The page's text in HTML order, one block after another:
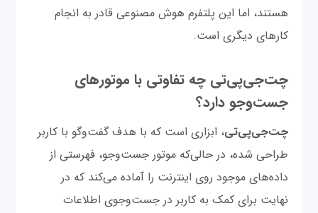
هستند، اما این پلتفرم هوش مصنوعی قادر به انجام
کارهای دیگری است.
چت‌‌جی‌پی‌تی چه تفاوتی با موتورهای
جست‌وجو دارد؟
چت‌‌جی‌پی‌تی، ابزاری است که با هدف گفت‌وگو با کاربر
طراحی شده، در حالی‌که موتور جست‌وجو، فهرستی از
داده‌های موجود روی اینترنت را آماده می‌کند که در
نهایت برای کمک به کاربر در جست‌وجوی اطلاعات